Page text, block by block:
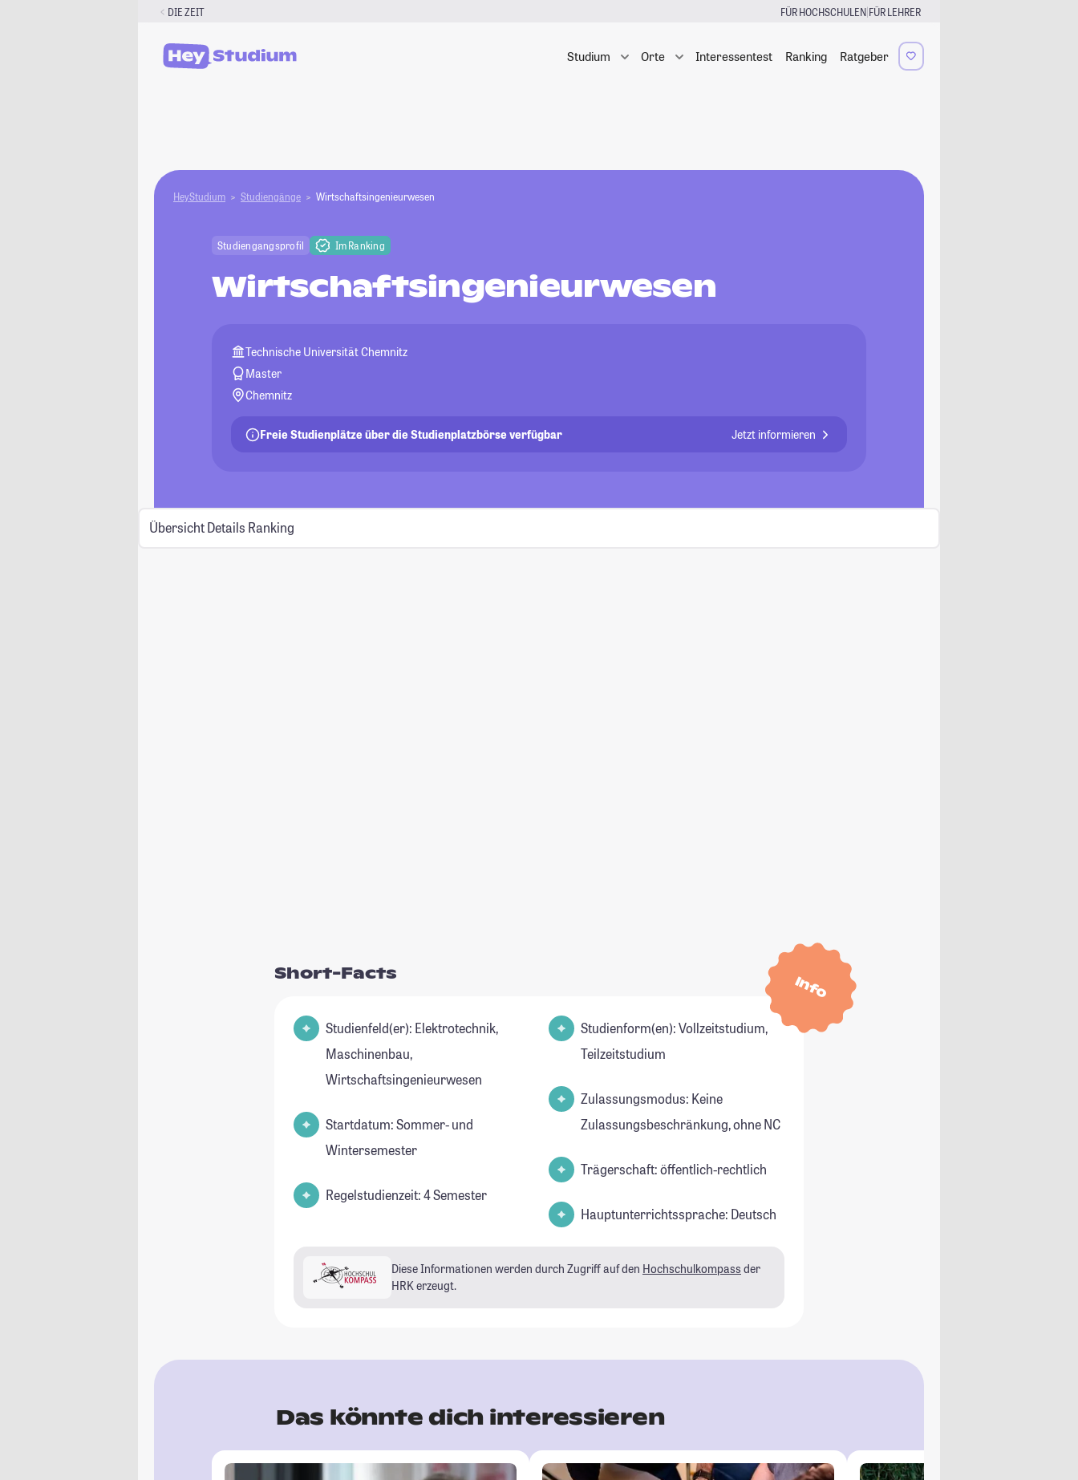
DIE ZEIT FÜR HOCHSCHULEN|FÜR LEHRER
Studium Orte Interessentest Ranking Ratgeber
HeyStudium Studiengänge Wirtschaftsingenieurwesen
Studiengangsprofil Im Ranking
Wirtschaftsingenieurwesen
Technische Universität Chemnitz
Master
Chemnitz
Freie Studienplätze über die Studienplatzbörse verfügbar Jetzt informieren
Übersicht Details Ranking
Info
Short-Facts
Studienfeld(er): Elektrotechnik,
Maschinenbau,
Wirtschaftsingenieurwesen
Startdatum: Sommer- und
Wintersemester
Regelstudienzeit: 4 Semester
Studienform(en): Vollzeitstudium,
Teilzeitstudium
Zulassungsmodus: Keine
Zulassungsbeschränkung, ohne NC
Trägerschaft: öffentlich-rechtlich
Hauptunterrichtssprache: Deutsch
Diese Informationen werden durch Zugriff auf den Hochschulkompass der
HRK erzeugt.
Das könnte dich interessieren